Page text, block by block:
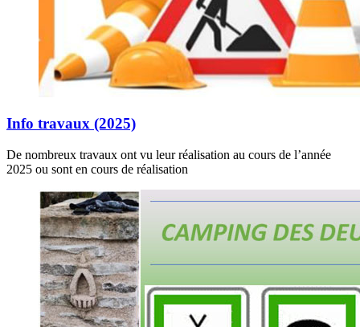
Info travaux (2025)
De nombreux travaux ont vu leur réalisation au cours de l’année
2025 ou sont en cours de réalisation